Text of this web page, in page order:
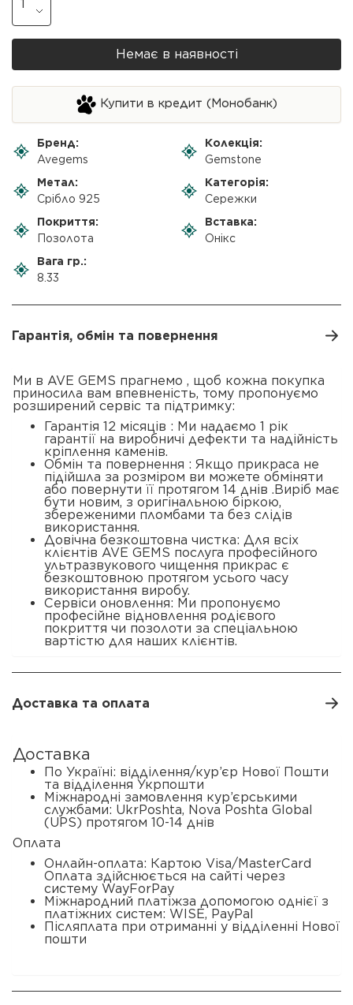
Немає в наявності
Купити в кредит (Монобанк)
Бренд:
Avegems
Колекція:
Gemstone
Метал:
Срібло 925
Категорія:
Сережки
Покриття:
Позолота
Вставка:
Онікс
Вага гр.:
8.33
Гарантія, обмін та повернення
Ми в AVE GEMS прагнемо , щоб кожна покупка
приносила вам впевненість, тому пропонуємо
розширений сервіс та підтримку:
Гарантія 12 місяців : Ми надаємо 1 рік
гарантії на виробничі дефекти та надійність
кріплення каменів.
Обмін та повернення : Якщо прикраса не
підійшла за розміром ви можете обміняти
або повернути її протягом 14 днів .Виріб має
бути новим, з оригінальною біркою,
збереженими пломбами та без слідів
використання.
Довічна безкоштовна чистка: Для всіх
клієнтів AVE GEMS послуга професійного
ультразвукового чищення прикрас є
безкоштовною протягом усього часу
використання виробу.
Сервіси оновлення: Ми пропонуємо
професійне відновлення родієвого
покриття чи позолоти за спеціальною
вартістю для наших клієнтів.
Доставка та оплата
Доставка
По Україні: відділення/кур’єр Нової Пошти
та відділення Укрпошти
Міжнародні замовлення кур’єрськими
службами: UkrPoshta, Nova Poshta Global
(UPS) протягом 10-14 днів
Оплата
Онлайн-оплата: Картою Visa/MasterCard
Оплата здійснюється на сайті через
систему WayForPay
Міжнародний платіжза допомогою однієї з
платіжних систем: WISE, PayPal
Післяплата при отриманні у відділенні Нової
пошти